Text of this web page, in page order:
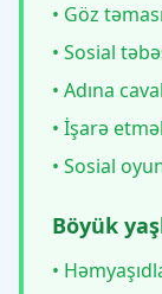
• Göz
• Sosial
• Adına
• İşarə
• Sosial
Böyük
•